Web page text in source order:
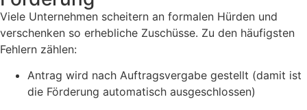
Viele Unternehmen scheitern an formalen Hürden und
verschenken so erhebliche Zuschüsse. Zu den häufigsten
Fehlern zählen:
Antrag wird nach Auftragsvergabe gestellt (damit ist
die Förderung automatisch ausgeschlossen)